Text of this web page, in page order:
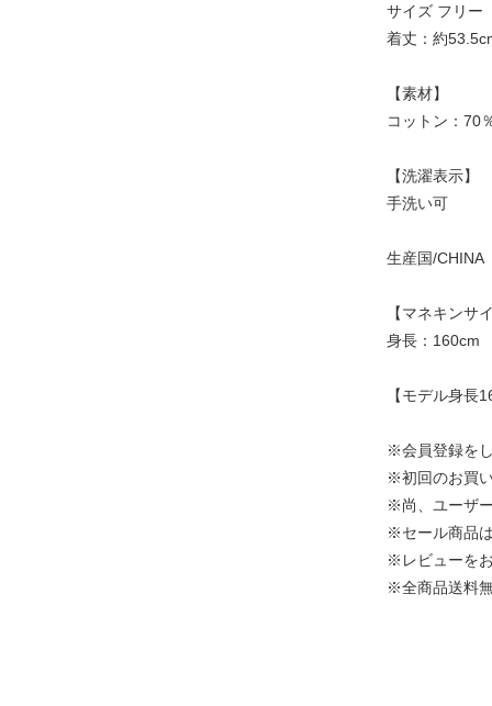
サイズ フリー
着丈：約
【素材】
コットン：
【洗濯表示】
手洗い可
生産国/CHINA
【マネキンサ
身長：160cm
【モデル身長
※会員登録を
※初回のお買
※尚、ユーザ
※セール商品
※レビューを
※全商品送料